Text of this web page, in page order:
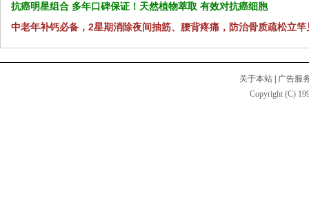
抗癌明星组合 多年口碑保证！天然植物萃取 有效对抗癌细胞
中老年补钙必备，2星期消除夜间抽筋、腰背疼痛，防治骨质疏松立竿
关于本站
广告服
Copyright (C)